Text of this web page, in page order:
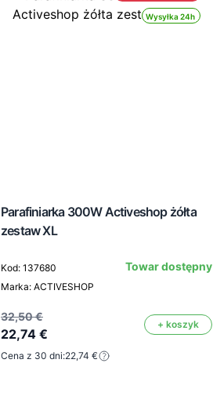
Wysyłka 24h
Parafiniarka 300W Activeshop żółta
zestaw XL
Kod: 137680
Marka: ACTIVESHOP
Towar dostępny
32,50 €
22,74 €
+ koszyk
Cena z 30 dni:22,74 €